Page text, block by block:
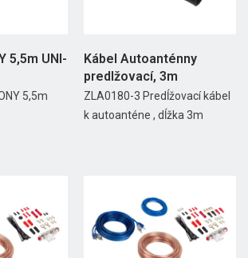
5,5m UNI-
5,5m
Kábel Autoanténny
predlžovací, 3m
ZLA0180-3 Predĺžovací kábel
k autoanténe , dĺžka 3m